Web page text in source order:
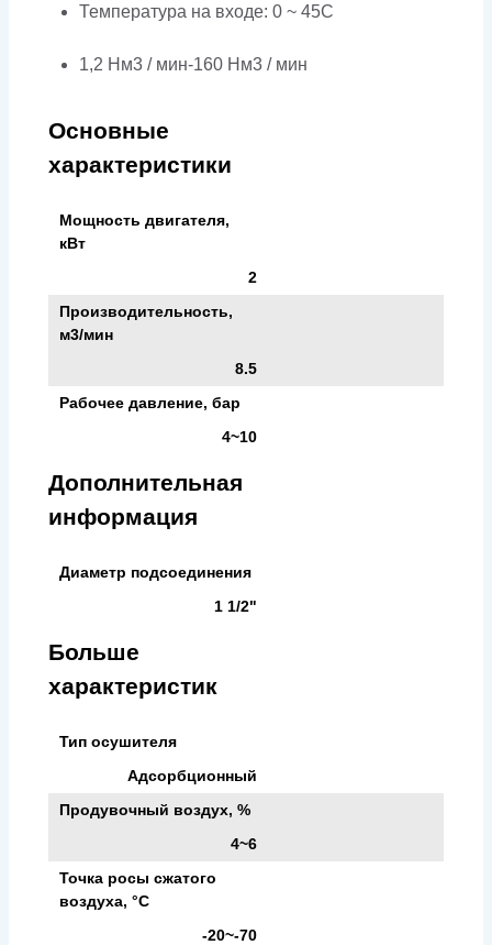
Температура на входе: 0 ~ 45C
1,2 Нм3 / мин-160 Нм3 / мин
Основные
характеристики
Мощность двигателя,
кВт
2
Производительность,
м3/мин
8.5
Рабочее давление, бар
4~10
Дополнительная
информация
Диаметр подсоединения
1 1/2"
Больше
характеристик
Тип осушителя
Адсорбционный
Продувочный воздух, %
4~6
Точка росы сжатого
воздуха, °С
-20~-70